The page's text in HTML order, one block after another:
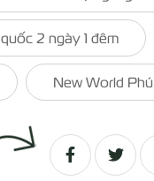
2 ngày 1 đêm
New World